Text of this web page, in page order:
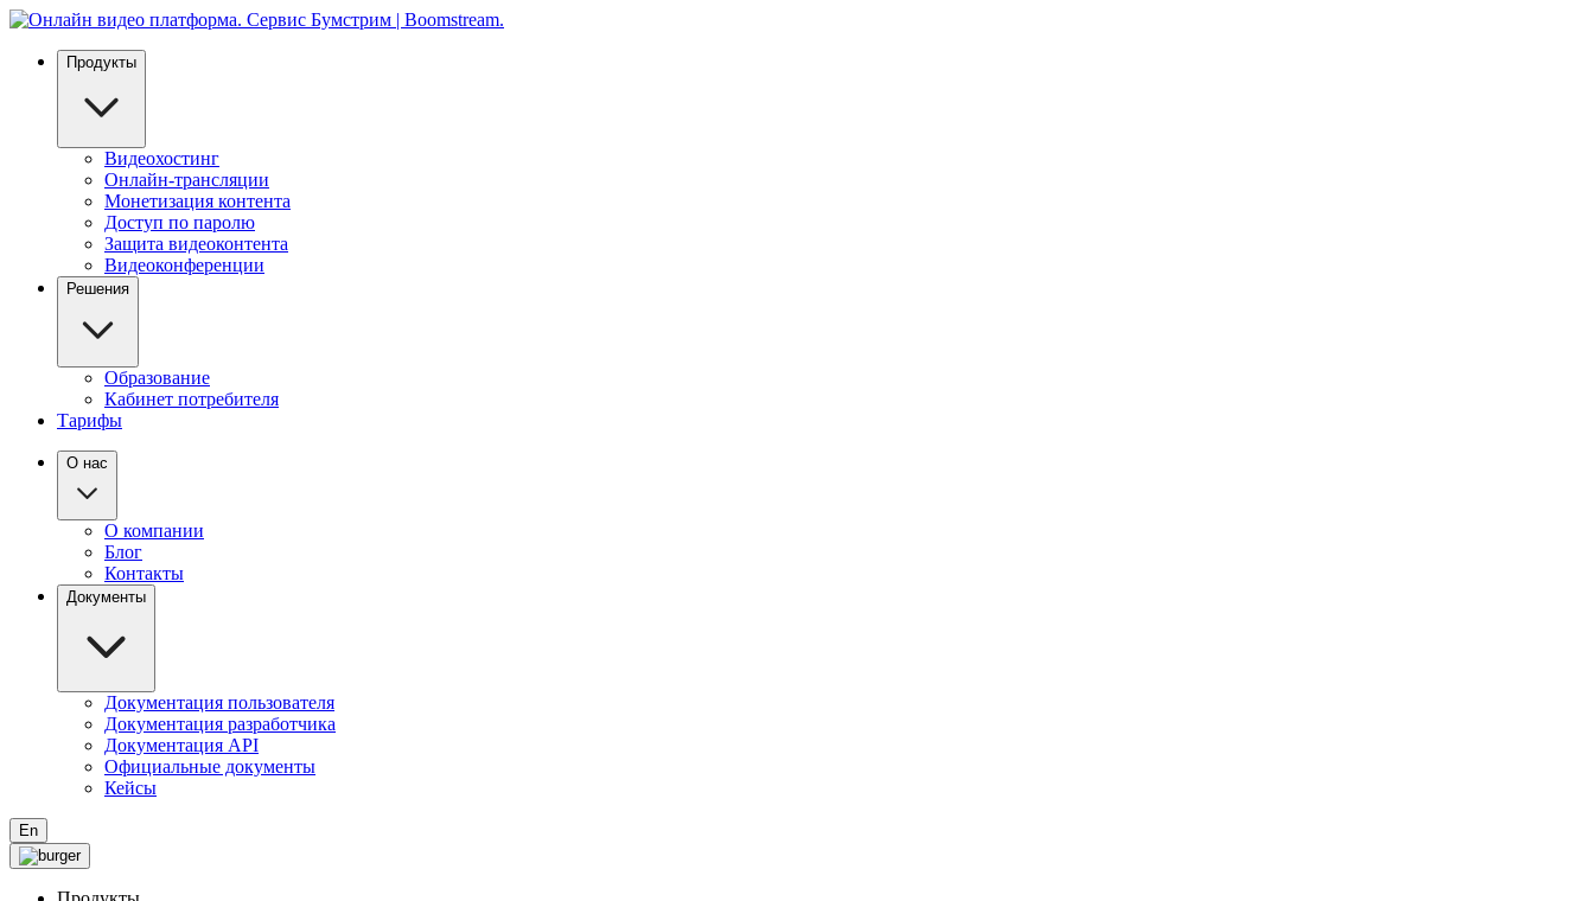
Продукты
Видеохостинг
Онлайн-трансляции
Монетизация контента
Доступ по паролю
Защита видеоконтента
Видеоконференции
Решения
Образование
Кабинет потребителя
Тарифы
О нас
О компании
Блог
Контакты
Документы
Документация пользователя
Документация разработчика
Документация API
Официальные документы
Кейсы
En